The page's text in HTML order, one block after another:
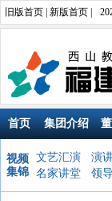
旧版首页 新版首页
首页 集团介绍
视频
集锦
文艺汇演
演
名家讲堂
领